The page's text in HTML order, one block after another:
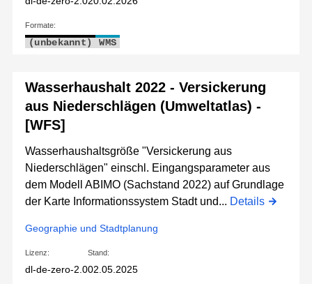
Formate:
(unbekannt) WMS
Wasserhaushalt 2022 - Versickerung
aus Niederschlägen (Umweltatlas) -
[WFS]
Wasserhaushaltsgröße "Versickerung aus
Niederschlägen" einschl. Eingangsparameter aus
dem Modell ABIMO (Sachstand 2022) auf Grundlage
der Karte Informationssystem Stadt und... Details
Geographie und Stadtplanung
Lizenz:
dl-de-zero-2.0
Stand:
02.05.2025